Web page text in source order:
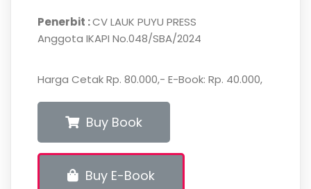
Penerbit :CV LAUK PUYU PRESS
Anggota IKAPI No.048/SBA/2024
Harga Cetak Rp. 80.000,- E-Book: Rp. 40.000,
Buy Book
Buy E-Book